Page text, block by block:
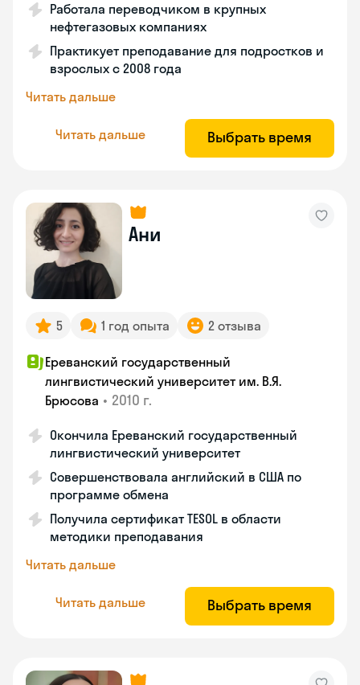
Работала переводчиком в крупных
нефтегазовых компаниях
Практикует преподавание для подростков и
взрослых с 2008 года
Читать дальше
Читать дальше Выбрать время
Ани
5 1 год опыта 2 отзыва
Ереванский государственный
лингвистический университет им. В.Я.
Брюсова • 2010 г.
Окончила Ереванский государственный
лингвистический университет
Совершенствовала английский в США по
программе обмена
Получила сертификат TESOL в области
методики преподавания
Читать дальше
Читать дальше Выбрать время